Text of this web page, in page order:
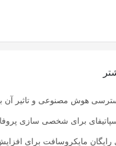
هوش مصنوعی و تاثیر آن
برای شخصی سازی
رایگان مایکروسافت برای افزایش